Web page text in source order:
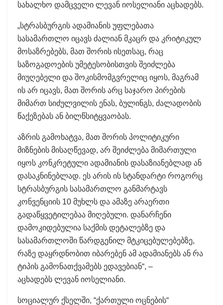
სახალხო დამცველი ლევან იოსელიანი აცხადებს.
„სტრასბურგის ადამიანის უფლებათა
სასამართლო იცავს ძალიან მკაცრ და კრიტიკულ
მოსაზრებებს, მათ შორის ისეთსაც, რაც
საზოგადოების უმეტესობისთვის შეიძლება
მიუღებელი და შოკისმომგვრელიც იყოს, მაგრამ
ის არ იცავს, მათ შორის არც საჯარო პირების
მიმართ სიძულვილის ენას, ბულინგს, ძალადობის
წაქეზებას ან ბილწსიტყვაობას.
აზრის გამოხატვა, მათ შორის პოლიტიკური
მიზნების მისაღწევად, არ შეიძლება მიმართული
იყოს კონკრეტული ადამიანის დასაზიანებლად ან
დასაკნინებლად. ეს არის ის სტანდარტი როგორც
სტრასბურგის სასამართლო განმარტავს
კონვენციის 10 მუხლს და ამაზე არაერთი
გადაწყვეტილებაა მიღებული. დანარჩენი
დამოკიდებულია საქმის დეტალებზე და
სასამართლოში წარდგენილ მტკიცებულებებზე,
რაზე დაყრდნობით იბარებენ ამ ადამიანებს ან რა
ტიპის გამონათქვამებს ედავებიან“, –
აცხადებს ლევან იოსელიანი.
სოციალურ ქსელში, “ქართული ოცნების“